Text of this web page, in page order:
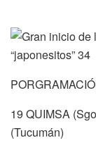
19 QUIMSA
(Tucumán)